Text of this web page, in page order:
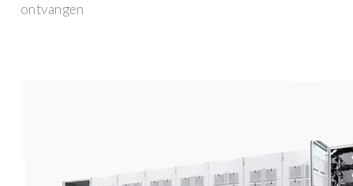
ontvangen